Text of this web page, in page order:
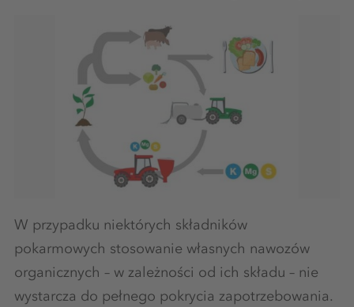
W przypadku niektórych składników
pokarmowych stosowanie własnych nawozów
organicznych – w zależności od ich składu – nie
wystarcza do pełnego pokrycia zapotrzebowania.